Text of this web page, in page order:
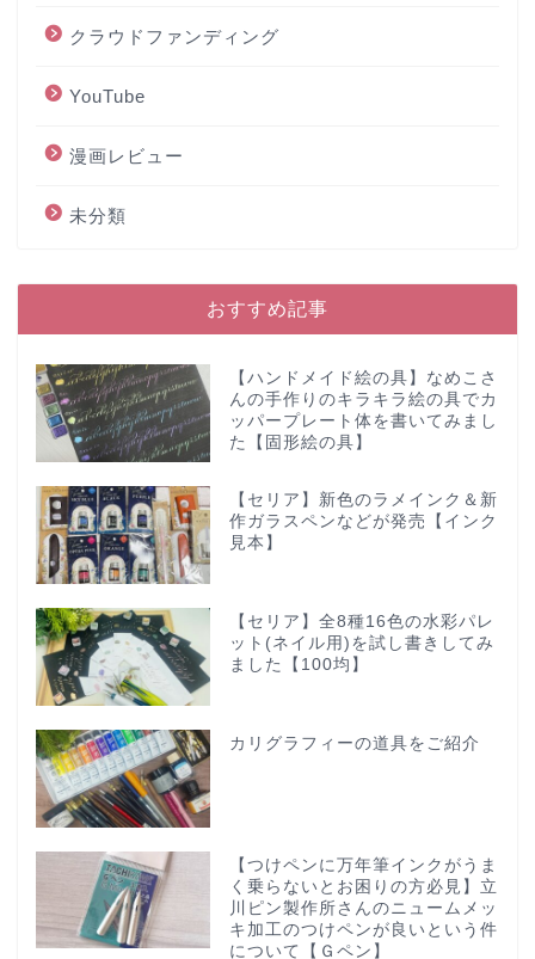
クラウドファンディング
YouTube
漫画レビュー
未分類
おすすめ記事
【ハンドメイド絵の具】なめこさ
んの手作りのキラキラ絵の具でカ
ッパープレート体を書いてみまし
た【固形絵の具】
【セリア】新色のラメインク＆新
作ガラスペンなどが発売【インク
見本】
【セリア】全8種16色の水彩パレ
ット(ネイル用)を試し書きしてみ
ました【100均】
カリグラフィーの道具をご紹介
【つけペンに万年筆インクがうま
く乗らないとお困りの方必見】立
川ピン製作所さんのニュームメッ
キ加工のつけペンが良いという件
について【Ｇペン】